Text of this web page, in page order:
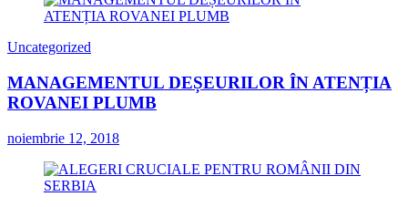
Uncategorized
MANAGEMENTUL DEȘEURILOR ÎN ATENȚIA
ROVANEI PLUMB
noiembrie 12, 2018